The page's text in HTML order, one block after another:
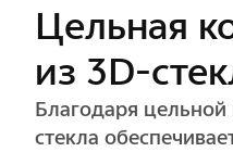
округлый
Округлый дизайн
объединяя